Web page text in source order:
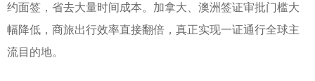
约面签，省去大量时间成本。加拿大、澳洲签证审批门槛大
幅降低，商旅出行效率直接翻倍，真正实现一证通行全球主
流目的地。